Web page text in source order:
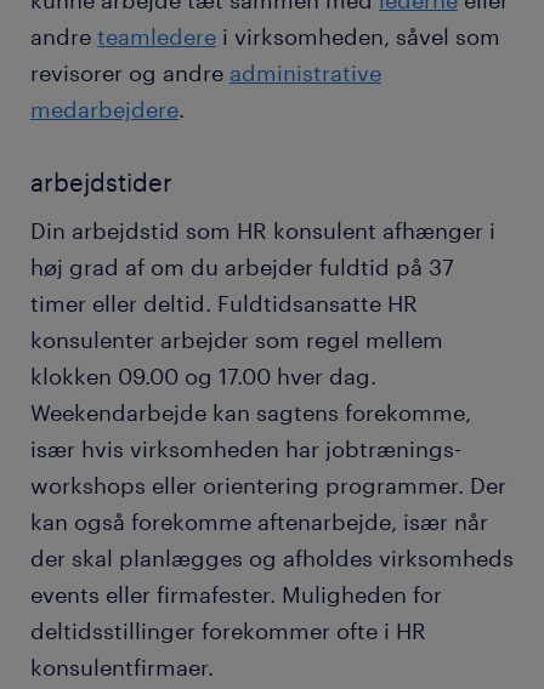
andre teamledere i virksomheden, såvel som
revisorer og andre administrative
medarbejdere.
arbejdstider
Din arbejdstid som HR konsulent afhænger i
høj grad af om du arbejder fuldtid på 37
timer eller deltid. Fuldtidsansatte HR
konsulenter arbejder som regel mellem
klokken 09.00 og 17.00 hver dag.
Weekendarbejde kan sagtens forekomme,
især hvis virksomheden har jobtrænings-
workshops eller orientering programmer. Der
kan også forekomme aftenarbejde, især når
der skal planlægges og afholdes virksomheds
events eller firmafester. Muligheden for
deltidsstillinger forekommer ofte i HR
konsulentfirmaer.